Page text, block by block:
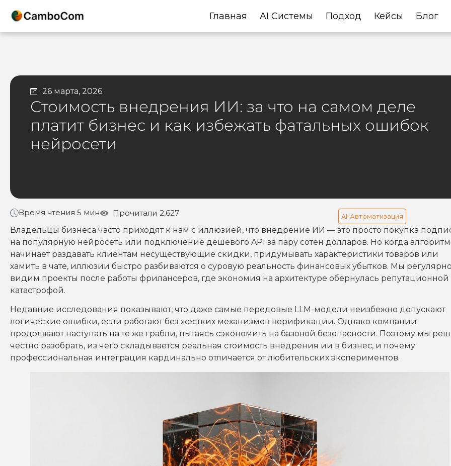
Главная AI Системы Подход Кейсы Блог
26 марта, 2026
Стоимость внедрения ИИ: за что на самом деле
платит бизнес и как избежать фатальных ошибок
нейросети
Время чтения 5 мин Прочитали 2,627 AI-Автоматизация
Владельцы бизнеса часто приходят к нам с иллюзией, что внедрение ИИ — это просто покупка
на популярную нейросеть или подключение дешевого API за пару сотен долларов. Но когда алгоритм
начинает раздавать клиентам несуществующие скидки, придумывать характеристики товаров или
хамить в чате, иллюзии быстро разбиваются о суровую реальность финансовых убытков. Мы регулярно
видим проекты после работы фрилансеров, где экономия на архитектуре обернулась репутационной
катастрофой.
Недавние исследования показывают, что даже самые передовые LLM-модели неизбежно допускают
логические ошибки, если работают без жестких механизмов верификации. Однако компании
продолжают наступать на те же грабли, пытаясь сэкономить на базовой безопасности. Поэтому мы
честно разобрать, из чего складывается реальная стоимость внедрения ии в бизнес, и почему
профессиональная интеграция кардинально отличается от любительских экспериментов.